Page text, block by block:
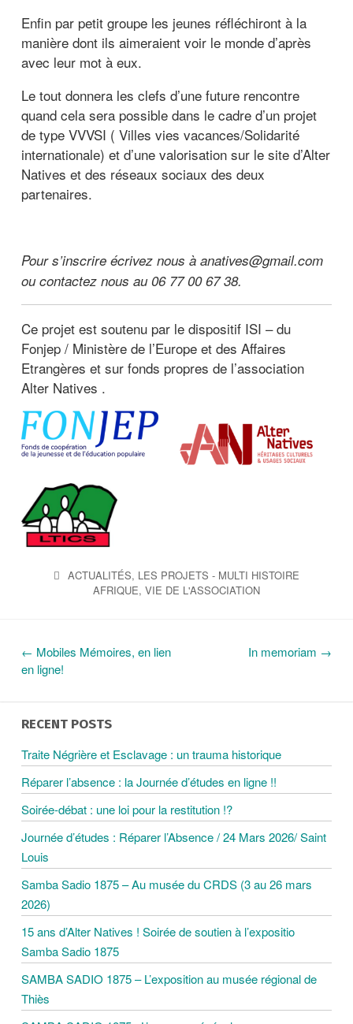
Enfin par petit groupe les jeunes réfléchiront à la
manière dont ils aimeraient voir le monde d’après
avec leur mot à eux.
Le tout donnera les clefs d’une future rencontre
quand cela sera possible dans le cadre d’un projet
de type VVVSI ( Villes vies vacances/Solidarité
internationale) et d’une valorisation sur le site d’Alter
Natives et des réseaux sociaux des deux
partenaires.
Pour s’inscrire écrivez nous à anatives@gmail.com
ou contactez nous au 06 77 00 67 38.
Ce projet est soutenu par le dispositif ISI – du
Fonjep / Ministère de l’Europe et des Affaires
Etrangères et sur fonds propres de l’association
Alter Natives .
ACTUALITÉS, LES PROJETS - MULTI HISTOIRE
AFRIQUE, VIE DE L'ASSOCIATION
N
A
V
I
G
A
T
I
O
← Mobiles Mémoires, en lien
en ligne!
In memoriam →
RECENT POSTS
Traite Négrière et Esclavage : un trauma historique
Réparer l’absence : la Journée d’études en ligne !!
Soirée-débat : une loi pour la restitution !?
Journée d’études : Réparer l’Absence / 24 Mars 2026/ Saint
Louis
Samba Sadio 1875 – Au musée du CRDS (3 au 26 mars
2026)
15 ans d’Alter Natives ! Soirée de soutien à l’expositio
Samba Sadio 1875
SAMBA SADIO 1875 – L’exposition au musée régional de
Thiès